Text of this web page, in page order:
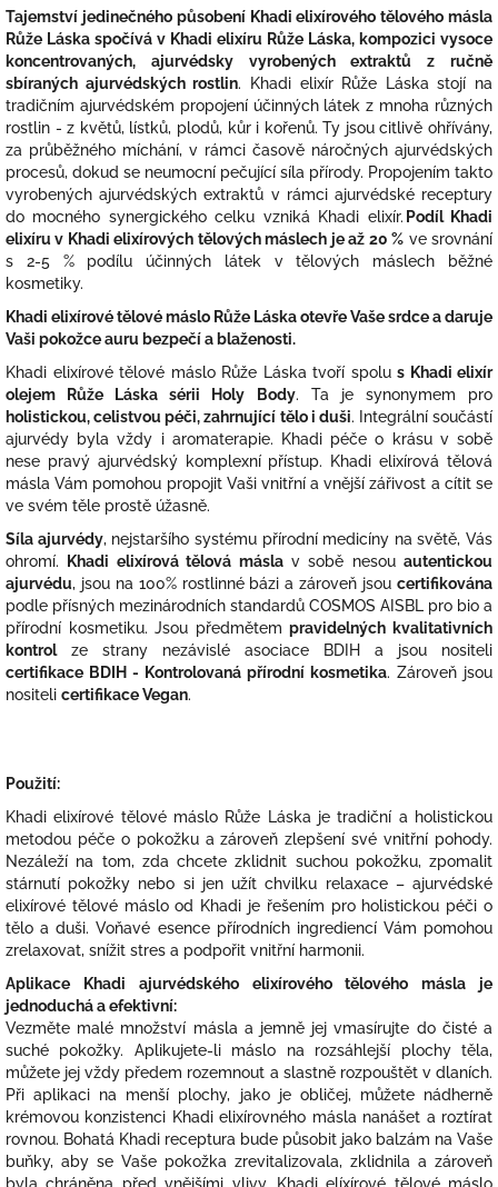
Tajemství jedinečného působení Khadi elixírového tělového másla
Růže Láska spočívá v Khadi elixíru Růže Láska, kompozici vysoce
koncentrovaných, ajurvédsky vyrobených extraktů z ručně
sbíraných ajurvédských rostlin. Khadi elixír Růže Láska stojí na
tradičním ajurvédském propojení účinných látek z mnoha různých
rostlin - z květů, lístků, plodů, kůr i kořenů. Ty jsou citlivě ohřívány,
za průběžného míchání, v rámci časově náročných ajurvédských
procesů, dokud se neumocní pečující síla přírody. Propojením takto
vyrobených ajurvédských extraktů v rámci ajurvédské receptury
do mocného synergického celku vzniká Khadi elixír. Podíl Khadi
elixíru v Khadi elixírových tělových máslech je až 20 % ve srovnání
s 2-5 % podílu účinných látek v tělových máslech běžné
kosmetiky.
Khadi elixírové tělové máslo Růže Láska otevře Vaše srdce a daruje
Vaši pokožce auru bezpečí a blaženosti.
Khadi elixírové tělové máslo Růže Láska tvoří spolu s Khadi elixír
olejem Růže Láska sérii Holy Body. Ta je synonymem pro
holistickou, celistvou péči, zahrnující tělo i duši. Integrální součástí
ajurvédy byla vždy i aromaterapie. Khadi péče o krásu v sobě
nese pravý ajurvédský komplexní přístup. Khadi elixírová tělová
másla Vám pomohou propojit Vaši vnitřní a vnější zářivost a cítit se
ve svém těle prostě úžasně.
Síla ajurvédy, nejstaršího systému přírodní medicíny na světě, Vás
ohromí.
Khadi elixírová tělová máslav sobě nesou autentickou
ajurvédu, jsou na 100% rostlinné bázi a zároveň jsou certifikována
podle přísných mezinárodních standardů COSMOS AISBL pro bio a
přírodní kosmetiku. Jsou předmětempravidelných kvalitativních
kontrolze strany nezávislé asociace BDIH a jsou nositeli
certifikace BDIH - Kontrolovaná přírodní kosmetika. Zároveň jsou
nositeli certifikace Vegan.
Použití:
Khadi elixírové tělové máslo Růže Láska je tradiční a holistickou
metodou péče o pokožku a zároveň zlepšení své vnitřní pohody.
Nezáleží na tom, zda chcete zklidnit suchou pokožku, zpomalit
stárnutí pokožky nebo si jen užít chvilku relaxace – ajurvédské
elixírové tělové máslo od Khadi je řešením pro holistickou péči o
tělo a duši. Voňavé esence přírodních ingrediencí Vám pomohou
zrelaxovat, snížit stres a podpořit vnitřní harmonii.
Aplikace Khadi ajurvédského elixírového tělového másla je
jednoduchá a efektivní:
Vezměte malé množství másla a jemně jej vmasírujte do čisté a
suché pokožky. Aplikujete-li máslo na rozsáhlejší plochy těla,
můžete jej vždy předem rozemnout a slastně rozpouštět v dlaních.
Při aplikaci na menší plochy, jako je obličej, můžete nádherně
krémovou konzistenci Khadi elixírovného másla nanášet a roztírat
rovnou. Bohatá Khadi receptura bude působit jako balzám na Vaše
buňky, aby se Vaše pokožka zrevitalizovala, zklidnila a zároveň